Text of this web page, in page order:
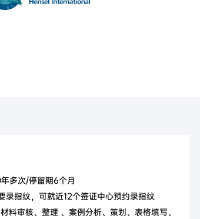
业移民
创新签证
保移民
民
保技术移民
分制
新西兰主动投资者签证
多次/停留期6个月
录指纹，可就近12个签证中心预约录指纹
料审核、整理 、案例分析、策划、表格填写、